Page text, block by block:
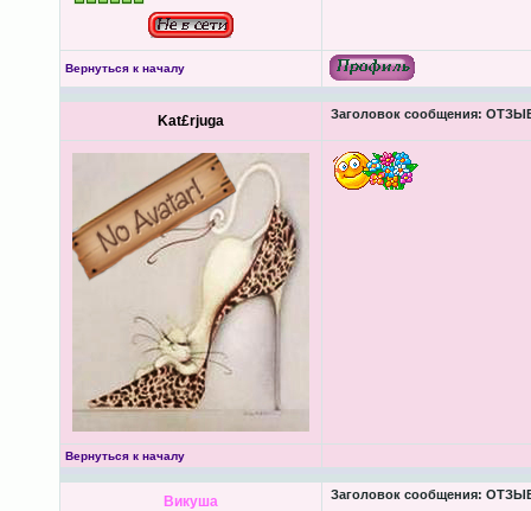
Вернуться к началу
Kat£rjuga Заголовок сообщения:
Вернуться к началу
Викуша Заголовок сообщения: